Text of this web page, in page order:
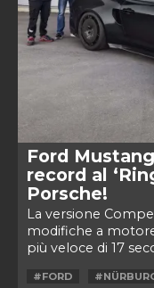
Ford
record al
Porsche!
La versione
modifiche a
più veloce di 17
#FORD